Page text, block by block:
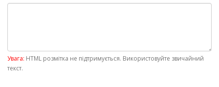
Увага: HTML розмітка не підтримується. Використовуйте звичайний
текст.